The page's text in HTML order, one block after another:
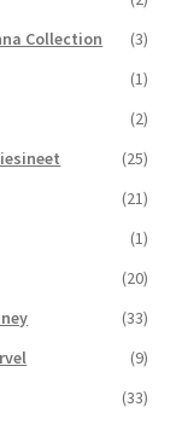
Collection
(3)
(1)
(2)
(25)
(21)
(1)
(20)
(33)
(9)
(33)